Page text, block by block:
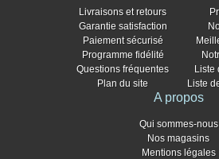
Livraisons et retours
Garantie satisfaction
Paiement sécurisé
Programme fidélité
Questions fréquentes
Plan du site
Liste
Liste
A propos
Qui sommes-nous
Nos magasins
Mentions légales